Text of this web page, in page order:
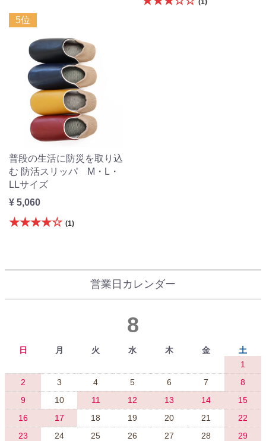
5位
普段の生活に防災を取り込
む 防活スリッパ M・L・
LLサイズ
¥ 5,060
★★★★☆ (1)
営業日カレンダー
8
日 月 火 水 木 金
土
1
2
3 4 5 6 7
8
9
10 11 12 13 14
15
16
17 18 19 20 21
22
23
24 25 26 27 28
29